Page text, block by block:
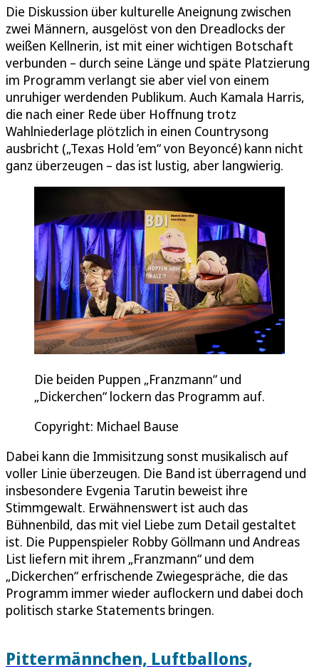
Die Diskussion über kulturelle Aneignung zwischen
zwei Männern, ausgelöst von den Dreadlocks der
weißen Kellnerin, ist mit einer wichtigen Botschaft
verbunden – durch seine Länge und späte Platzierung
im Programm verlangt sie aber viel von einem
unruhiger werdenden Publikum. Auch Kamala Harris,
die nach einer Rede über Hoffnung trotz
Wahlniederlage plötzlich in einen Countrysong
ausbricht („Texas Hold ’em“ von Beyoncé) kann nicht
ganz überzeugen – das ist lustig, aber langwierig.
Die beiden Puppen „Franzmann“ und
„Dickerchen“ lockern das Programm auf.
Copyright: Michael Bause
Dabei kann die Immisitzung sonst musikalisch auf
voller Linie überzeugen. Die Band ist überragend und
insbesondere Evgenia Tarutin beweist ihre
Stimmgewalt. Erwähnenswert ist auch das
Bühnenbild, das mit viel Liebe zum Detail gestaltet
ist. Die Puppenspieler Robby Göllmann und Andreas
List liefern mit ihrem „Franzmann“ und dem
„Dickerchen“ erfrischende Zwiegespräche, die das
Programm immer wieder auflockern und dabei doch
politisch starke Statements bringen.
Pittermännchen, Luftballons,